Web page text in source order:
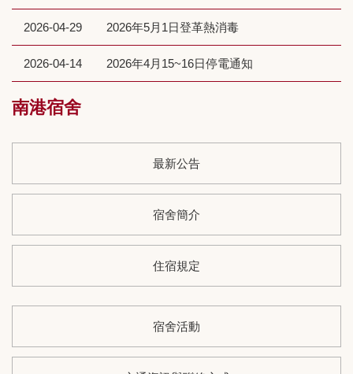
2026-04-29 2026年5月1日登革熱消毒
2026-04-14 2026年4月15~16日停電通知
南港宿舍
最新公告
宿舍簡介
住宿規定
宿舍活動